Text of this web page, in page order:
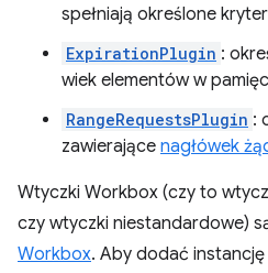
spełniają określone
ExpirationPlugin :
wiek elementów w
RangeRequestsPlugin :
zawierające nagłówek
Wtyczki Workbox (czy to
czy wtyczki niestandardowe)
Workbox. Aby dodać